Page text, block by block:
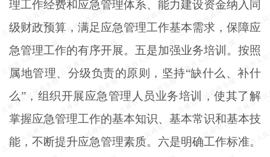
理工作经费和应急管理体系、能力建设资金纳入同
级财政预算，满足应急管理工作基本需求，保障应
急管理工作的有序开展。五是加强业务培训。按照
属地管理、分级负责的原则，坚持“缺什么、补什
么”，组织开展应急管理人员业务培训，使其了解
掌握应急管理工作的基本知识、基本常识和基本技
能，不断提升应急管理素质。六是明确工作标准。